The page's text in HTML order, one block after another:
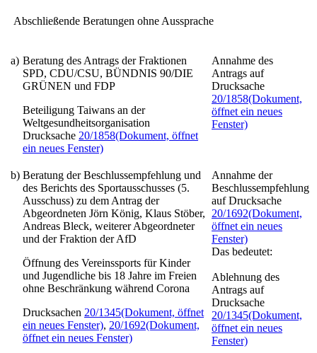
Abschließende Beratungen ohne Aussprache
a) Beratung des Antrags der Fraktionen
SPD, CDU/CSU, BÜNDNIS 90/DIE
GRÜNEN und FDP
Beteiligung Taiwans an der
Weltgesundheitsorganisation
Drucksache 20/1858(Dokument, öffnet
ein neues Fenster)
Annahme des
Antrags auf
Drucksache
20/1858(Dokument,
öffnet ein neues
Fenster)
b) Beratung der Beschlussempfehlung und
des Berichts des Sportausschusses (5.
Ausschuss) zu dem Antrag der
Abgeordneten Jörn König, Klaus Stöber,
Andreas Bleck, weiterer Abgeordneter
und der Fraktion der AfD
Öffnung des Vereinssports für Kinder
und Jugendliche bis 18 Jahre im Freien
ohne Beschränkung während Corona
Drucksachen 20/1345(Dokument, öffnet
ein neues Fenster), 20/1692(Dokument,
öffnet ein neues Fenster)
Annahme der
Beschlussempfehlung
auf Drucksache
20/1692(Dokument,
öffnet ein neues
Fenster)
Das bedeutet:
Ablehnung des
Antrags auf
Drucksache
20/1345(Dokument,
öffnet ein neues
Fenster)